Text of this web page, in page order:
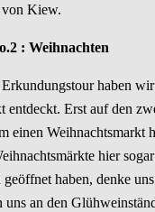
von Kiew.
: Weihnachten
haben
entdeckt. Erst auf den
einen Weihnachtsmarkt
hier
haben, denke
uns an den